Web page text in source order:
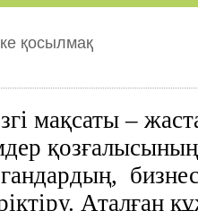
қосылмақ
мақсаты –
Аталған